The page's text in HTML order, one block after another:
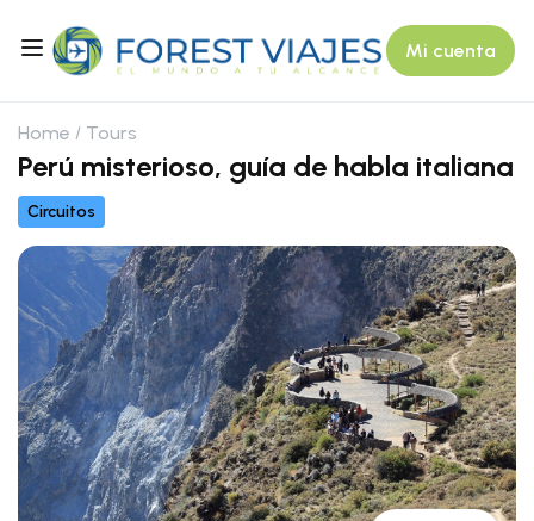
Mi cuenta
Home Tours
Perú misterioso, guía de habla italiana
Circuitos